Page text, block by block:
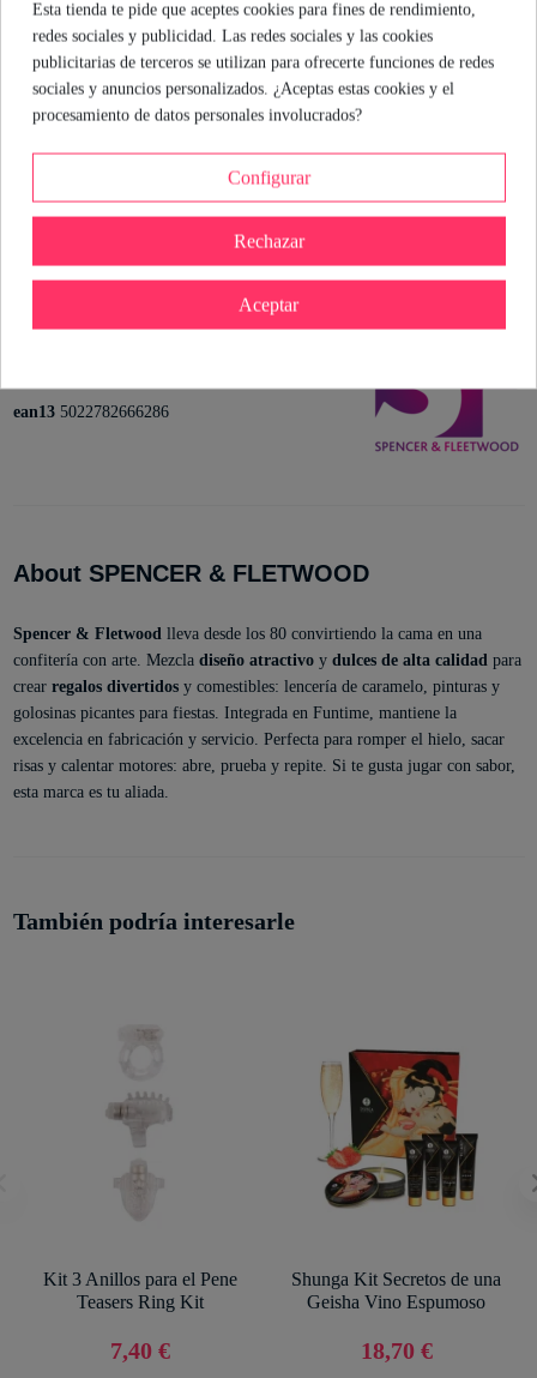
Atrévete a jugar y deja que la creatividad haga el resto.
María Hernando
Sexóloga de Industrial Erótica
Detalles del producto
ean13 5022782666286
About SPENCER & FLETWOOD
Spencer & Fletwood lleva desde los 80 convirtiendo la cama en una
confitería con arte. Mezcla diseño atractivoy dulces de alta calidad para
crear regalos divertidosy comestibles: lencería de caramelo, pinturas y
golosinas picantes para fiestas. Integrada en Funtime, mantiene la
excelencia en fabricación y servicio. Perfecta para romper el hielo, sacar
risas y calentar motores: abre, prueba y repite. Si te gusta jugar con sabor,
esta marca es tu aliada.
También podría interesarle
Kit 3 Anillos para el Pene
Teasers Ring Kit
7,40 €
Shunga Kit Secretos de una
Geisha Vino Espumoso
18,70 €
Esta tienda te pide que aceptes cookies para fines de rendimiento,
redes sociales y publicidad. Las redes sociales y las cookies
publicitarias de terceros se utilizan para ofrecerte funciones de redes
sociales y anuncios personalizados. ¿Aceptas estas cookies y el
procesamiento de datos personales involucrados?
Configurar
Rechazar
Aceptar